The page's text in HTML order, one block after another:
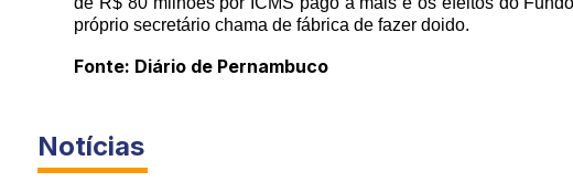
próprio secretário chama de fábrica de fazer doido.
Fonte: Diário de Pernambuco
Notícias